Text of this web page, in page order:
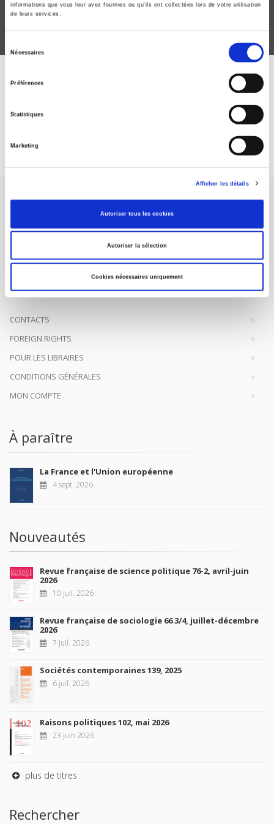
informations que vous leur avez fournies ou qu'ils ont collectées lors de votre utilisation
de leurs services.
Nécessaires
Préférences
Statistiques
Marketing
Afficher les détails
Autoriser tous les cookies
Autoriser la sélection
Cookies nécessaires uniquement
ABONNEZ-VOUS À NOS
Presses de Sciences Po participent depuis leur création en 1976
à la transmission des savoirs et des idéescontinuer
CONTACTS
FOREIGN RIGHTS
POUR LES LIBRAIRES
CONDITIONS GÉNÉRALES
MON COMPTE
À paraître
La France et l'Union européenne
4 sept. 2026
Nouveautés
Revue française de science politique 76-2, avril-juin
2026
10 juil. 2026
Revue française de sociologie 66 3/4, juillet-décembre
2026
7 juil. 2026
Sociétés contemporaines 139, 2025
6 juil. 2026
Raisons politiques 102, mai 2026
23 juin 2026
plus de titres
Rechercher